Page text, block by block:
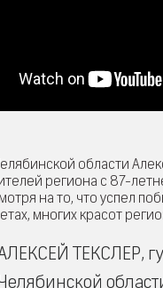
области
региона с 87-
на то, что успел
многих красот
ТЕКСЛЕР,